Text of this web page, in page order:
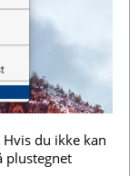
Hvis du ikke kan
plustegnet